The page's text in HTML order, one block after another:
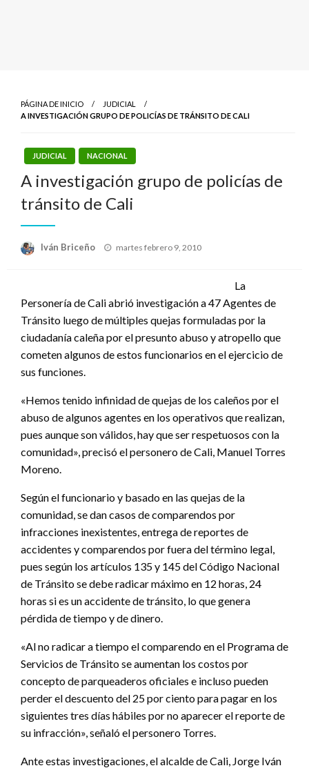
PÁGINA DE INICIO
JUDICIAL
A INVESTIGACIÓN GRUPO DE POLICÍAS DE TRÁNSITO DE CALI
JUDICIAL NACIONAL
A investigación grupo de policías de
tránsito de Cali
Iván Briceño
Publicado
martes febrero 9, 2010
La
Personería de Cali abrió investigación a 47 Agentes de
Tránsito luego de múltiples quejas formuladas por la
ciudadanía caleña por el presunto abuso y atropello que
cometen algunos de estos funcionarios en el ejercicio de
sus funciones.
«Hemos tenido infinidad de quejas de los caleños por el
abuso de algunos agentes en los operativos que realizan,
pues aunque son válidos, hay que ser respetuosos con la
comunidad», precisó el personero de Cali, Manuel Torres
Moreno.
Según el funcionario y basado en las quejas de la
comunidad, se dan casos de comparendos por
infracciones inexistentes, entrega de reportes de
accidentes y comparendos por fuera del término legal,
pues según los artículos 135 y 145 del Código Nacional
de Tránsito se debe radicar máximo en 12 horas, 24
horas si es un accidente de tránsito, lo que genera
pérdida de tiempo y de dinero.
«Al no radicar a tiempo el comparendo en el Programa de
Servicios de Tránsito se aumentan los costos por
concepto de parqueaderos oficiales e incluso pueden
perder el descuento del 25 por ciento para pagar en los
siguientes tres días hábiles por no aparecer el reporte de
su infracción», señaló el personero Torres.
Ante estas investigaciones, el alcalde de Cali, Jorge Iván